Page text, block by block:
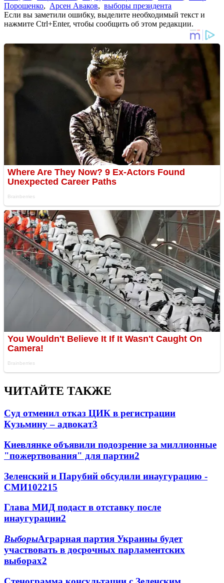
Порошенко, Арсен Аваков, выборы президента
Если вы заметили ошибку, выделите необходимый текст и
нажмите Ctrl+Enter, чтобы сообщить об этом редакции.
ЧИТАЙТЕ ТАКЖЕ
Суд отменил отказ ЦИК в регистрации
Кузьмину – адвокат3
Киевлянке объявили подозрение за миллионные
"пожертвования" для партии2
Зеленский и Парубий обсудили инаугурацию -
СМИ102215
Глава МИД подаст в отставку после
инаугурации2
ВыборыАграрная партия Украины будет
участвовать в досрочных парламентских
выборах2